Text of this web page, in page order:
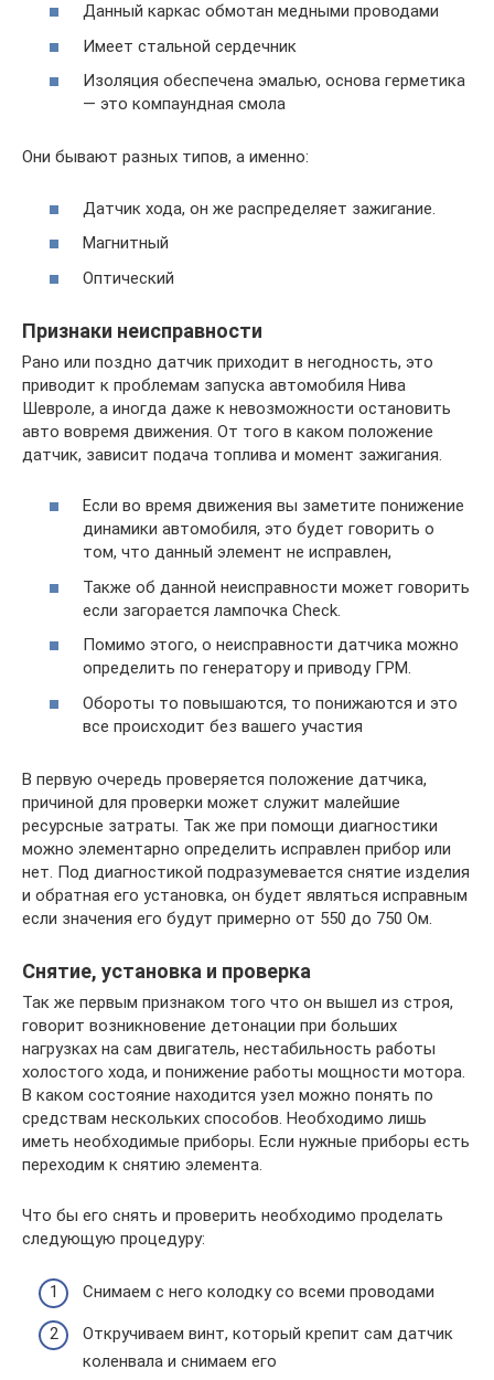
Данный каркас обмотан медными проводами
Имеет стальной сердечник
Изоляция обеспечена эмалью, основа герметика
— это компаундная смола
Они бывают разных типов, а именно:
Датчик хода, он же распределяет зажигание.
Магнитный
Оптический
Признаки неисправности
Рано или поздно датчик приходит в негодность, это
приводит к проблемам запуска автомобиля Нива
Шевроле, а иногда даже к невозможности остановить
авто вовремя движения. От того в каком положение
датчик, зависит подача топлива и момент зажигания.
Если во время движения вы заметите понижение
динамики автомобиля, это будет говорить о
том, что данный элемент не исправлен,
Также об данной неисправности может говорить
если загорается лампочка Check.
Помимо этого, о неисправности датчика можно
определить по генератору и приводу ГРМ.
Обороты то повышаются, то понижаются и это
все происходит без вашего участия
В первую очередь проверяется положение датчика,
причиной для проверки может служит малейшие
ресурсные затраты. Так же при помощи диагностики
можно элементарно определить исправлен прибор или
нет. Под диагностикой подразумевается снятие изделия
и обратная его установка, он будет являться исправным
если значения его будут примерно от 550 до 750 Ом.
Снятие, установка и проверка
Так же первым признаком того что он вышел из строя,
говорит возникновение детонации при больших
нагрузках на сам двигатель, нестабильность работы
холостого хода, и понижение работы мощности мотора.
В каком состояние находится узел можно понять по
средствам нескольких способов. Необходимо лишь
иметь необходимые приборы. Если нужные приборы есть
переходим к снятию элемента.
Что бы его снять и проверить необходимо проделать
следующую процедуру:
Снимаем с него колодку со всеми проводами
Откручиваем винт, который крепит сам датчик
коленвала и снимаем его